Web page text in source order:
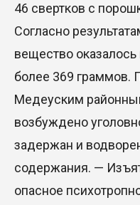
46 свертков с
Согласно
вещество
более 369 граммов.
Медеуским
возбуждено
задержан и
содержания. —
опасное